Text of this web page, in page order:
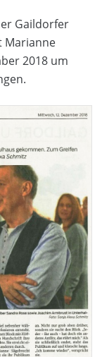
Gaildorfer
Marianne
2018 um